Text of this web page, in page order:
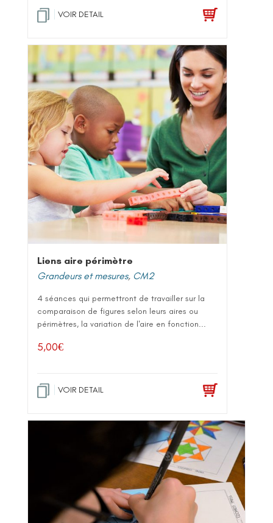
VOIR DETAIL
Liens aire périmètre
Grandeurs et mesures, CM2
4 séances qui permettront de travailler sur la
comparaison de figures selon leurs aires ou
périmètres, la variation de l'aire en fonction...
5,00€
VOIR DETAIL